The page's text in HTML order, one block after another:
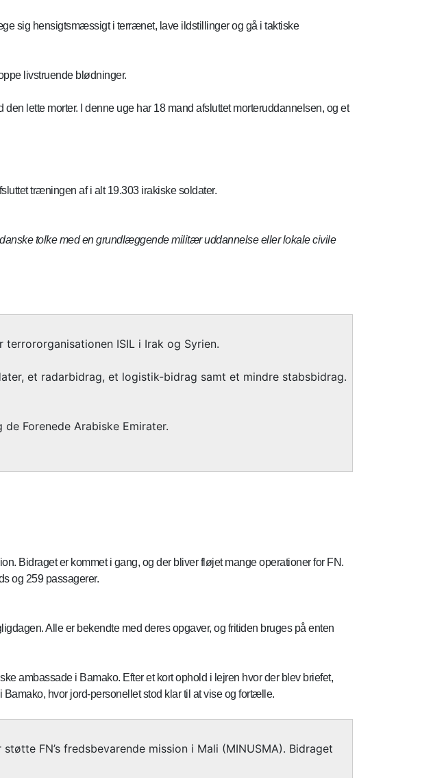
sig hensigtsmæssigt i terrænet, lave ildstillinger og gå i taktiske
livstruende blødninger.
lette morter. I denne uge har 18 mand afsluttet morteruddannelsen, og et
træningen af i alt 19.303 irakiske soldater.
tolke med en grundlæggende militær uddannelse eller lokale civile
ISIL i Irak og Syrien.
et radarbidrag, et logistik-bidrag samt et mindre stabsbidrag.
Forenede Arabiske Emirater.
Bidraget er kommet i gang, og der bliver fløjet mange operationer for FN.
og 259 passagerer.
Alle er bekendte med deres opgaver, og fritiden bruges på enten
ambassade i Bamako. Efter et kort ophold i lejren hvor der blev briefet,
hvor jord-personellet stod klar til at vise og fortælle.
FN’s fredsbevarende mission i Mali (MINUSMA). Bidraget